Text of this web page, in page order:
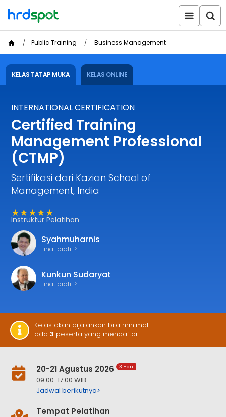
Public Training Business Management
KELAS TATAP MUKA KELAS ONLINE
INTERNATIONAL CERTIFICATION
Certified Training
Management Professional
(CTMP)
Sertifikasi dari Kazian School of
Management, India
★★★★★
Instruktur Pelatihan
Syahmuharnis
Lihat profil >
Kunkun Sudaryat
Lihat profil >
Kelas akan dijalankan bila minimal
ada 3 peserta yang mendaftar.
20-21 Agustus 2026 3 Hari
09.00-17.00 WIB
Jadwal berikutnya>
Tempat Pelatihan